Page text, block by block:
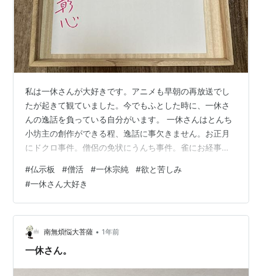
私は一休さんが大好きです。アニメも早朝の再放送でし
たが起きて観ていました。今でもふとした時に、一休さ
んの逸話を負っている自分がいます。 一休さんはとんち
小坊主の創作ができる程、逸話に事欠きません。お正月
にドクロ事件。僧侶の免状にうんち事件。雀にお経事
件。などなど面白過ぎます。 これらの逸話はどれも魅力
的で面白く、そして学びの多い者でありますが、私が最
も好きなエピソードが、一休さんの臨終の際に言ったと
いう言葉です。 『死にとうない』 仏教とは生きるを探求
するものです。生きるを探求すると、苦しみと直面しま
す。その苦しみは欲から生まれると知ります。欲…
#仏示板 #僧活 #一休宗純 #欲と苦しみ
#一休さん大好き
南無煩悩大菩薩 • 1年前
一休さん。